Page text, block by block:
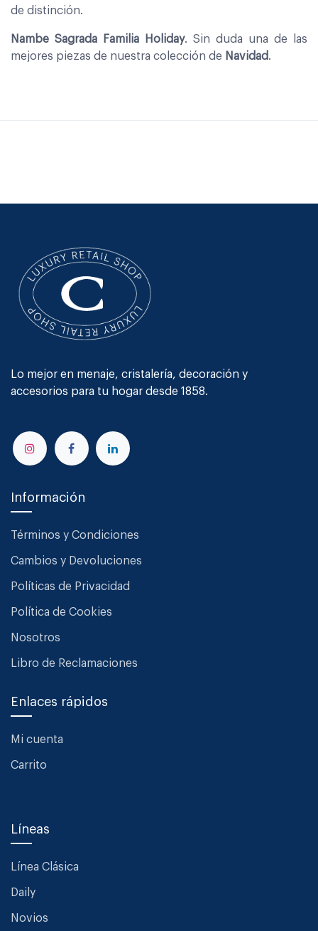
de distinción.
Nambe Sagrada Familia Holiday. Sin duda una de las
mejores piezas de nuestra colección de Navidad.
Lo mejor en menaje, cristalería, decoración y
accesorios para tu hogar desde 1858.
Información
Términos y Condiciones
Cambios y Devoluciones
Políticas de Privacidad
Política de Cookies
Nosotros
Libro de Reclamaciones
Enlaces rápidos
Mi cuenta
Carrito
Líneas
Línea Clásica
Daily
Novios